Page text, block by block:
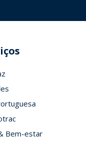
Bem-estar